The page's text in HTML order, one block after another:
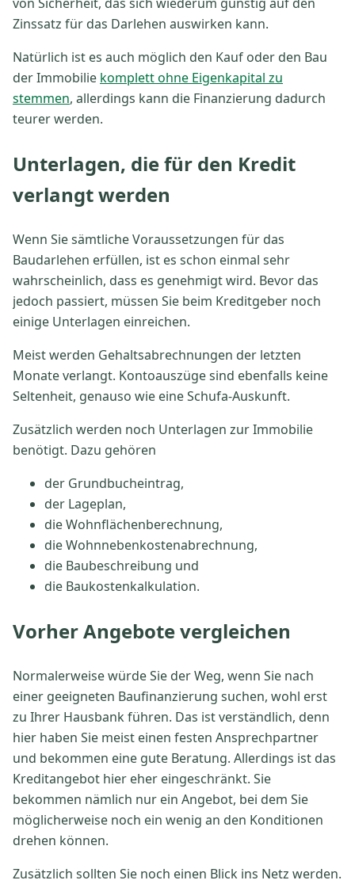
Zinssatz für das Darlehen auswirken kann.
Natürlich ist es auch möglich den Kauf oder den Bau
der Immobilie komplett ohne Eigenkapital zu
stemmen, allerdings kann die Finanzierung dadurch
teurer werden.
Unterlagen, die für den Kredit
verlangt werden
Wenn Sie sämtliche Voraussetzungen für das
Baudarlehen erfüllen, ist es schon einmal sehr
wahrscheinlich, dass es genehmigt wird. Bevor das
jedoch passiert, müssen Sie beim Kreditgeber noch
einige Unterlagen einreichen.
Meist werden Gehaltsabrechnungen der letzten
Monate verlangt. Kontoauszüge sind ebenfalls keine
Seltenheit, genauso wie eine Schufa-Auskunft.
Zusätzlich werden noch Unterlagen zur Immobilie
benötigt. Dazu gehören
der Grundbucheintrag,
der Lageplan,
die Wohnflächenberechnung,
die Wohnnebenkostenabrechnung,
die Baubeschreibung und
die Baukostenkalkulation.
Vorher Angebote vergleichen
Normalerweise würde Sie der Weg, wenn Sie nach
einer geeigneten Baufinanzierung suchen, wohl erst
zu Ihrer Hausbank führen. Das ist verständlich, denn
hier haben Sie meist einen festen Ansprechpartner
und bekommen eine gute Beratung. Allerdings ist das
Kreditangebot hier eher eingeschränkt. Sie
bekommen nämlich nur ein Angebot, bei dem Sie
möglicherweise noch ein wenig an den Konditionen
drehen können.
Zusätzlich sollten Sie noch einen Blick ins Netz werden.